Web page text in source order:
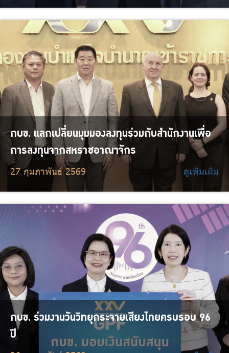
กบข. แลกเปลี่ยนมุมมองลงทุนร่วมกับสำนักงานเพื่อ
การลงทุนจากสหราชอาณาจักร
27 กุมภาพันธ์ 2569 ดูเพิ่มเติม
กบข. ร่วมงานวันวิทยุกระจายเสียงไทยครบรอบ 96
ปี